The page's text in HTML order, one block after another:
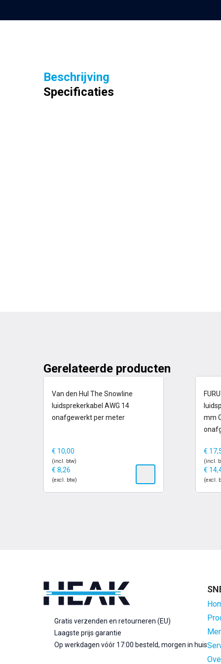
Beschrijving
Specificaties
Gerelateerde producten
op voorraad
Van den Hul The Snowline
luidsprekerkabel AWG 14
onafgewerkt per meter
€ 10,00
(incl. btw)
€ 8,26
(excl. btw)
op
mm
€
(incl.
€
(excl.
Gratis verzenden en retourneren (EU)
Laagste prijs garantie
Op werkdagen vóór 17:00 besteld, morgen in huis